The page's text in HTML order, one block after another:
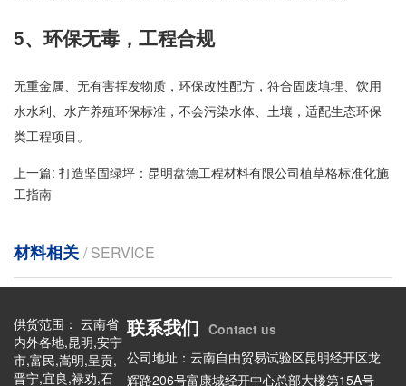
5、环保无毒，工程合规
无重金属、无有害挥发物质，环保改性配方，符合固废填埋、饮用
水水利、水产养殖环保标准，不会污染水体、土壤，适配生态环保
类工程项目。
上一篇: 打造坚固绿坪：昆明盘德工程材料有限公司植草格标准化施
工指南
材料相关 / SERVICE
供货范围： 云南省
内外各地,昆明,安宁
市,富民,嵩明,呈贡,
晋宁,宜良,禄劝,石
联系我们 Contact us
公司地址：云南自由贸易试验区昆明经开区龙
辉路206号富康城经开中心总部大楼第15A号